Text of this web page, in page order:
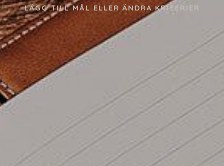
LÄGG TILL MÅL ELLER ÄNDRA KRITERIER